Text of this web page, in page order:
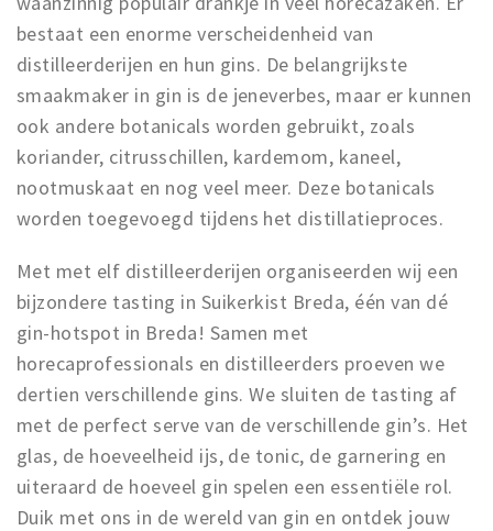
Registering municipality
Health insurance
General practitioner and first aid
Q&A
DISCOUNTS
Breda Student Shop
LEISURE
SportS
News
Agenda
Sights
Museums, theatres & stages
Trips & activities
bestaat een enorme verscheidenheid van
distilleerderijen en hun gins. De belangrijkste
smaakmaker in gin is de jeneverbes, maar er kunnen
ook andere botanicals worden gebruikt, zoals
koriander, citrusschillen, kardemom, kaneel,
nootmuskaat en nog veel meer. Deze botanicals
worden toegevoegd tijdens het distillatieproces.
Met met elf distilleerderijen organiseerden wij een
bijzondere tasting in Suikerkist Breda, één van dé
gin-hotspot in Breda! Samen met
horecaprofessionals en distilleerders proeven we
dertien verschillende gins. We sluiten de tasting af
met de perfect serve van de verschillende gin’s. Het
glas, de hoeveelheid ijs, de tonic, de garnering en
uiteraard de hoeveel gin spelen een essentiële rol.
Duik met ons in de wereld van gin en ontdek jouw